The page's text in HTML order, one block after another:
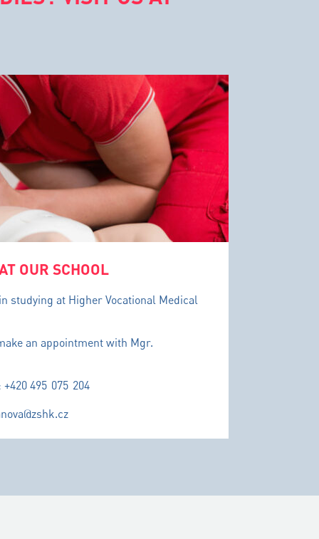
OUR SCHOOL
studying at Higher Vocational Medical
an appointment with Mgr.
495 075 204